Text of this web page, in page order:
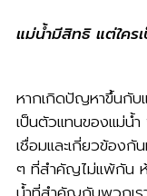
แม่น้ำมีสิทธิ แต่ใคร
หากเกิดปัญหาขึ้นกับ
เป็นตัวแทนของแม่น้
เชื่อมและเกี่ยวข้องกั
ๆ ที่สำคัญไม่แพ้กัน